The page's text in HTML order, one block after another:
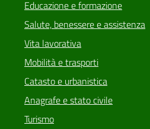
Educazione e formazione
Salute, benessere e assistenza
Vita lavorativa
Mobilità e trasporti
Catasto e urbanistica
Anagrafe e stato civile
Turismo